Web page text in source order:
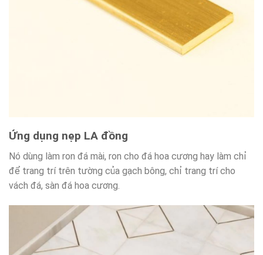
Ứng dụng nẹp LA đồng
Nó dùng làm ron đá mài, ron cho đá hoa cương hay làm chỉ
để trang trí trên tường của gạch bông, chỉ trang trí cho
vách đá, sàn đá hoa cương.